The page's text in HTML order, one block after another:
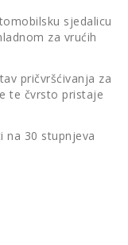
sjedalicu
za vrućih
pričvršćivanja za
te čvrsto pristaje
na 30 stupnjeva